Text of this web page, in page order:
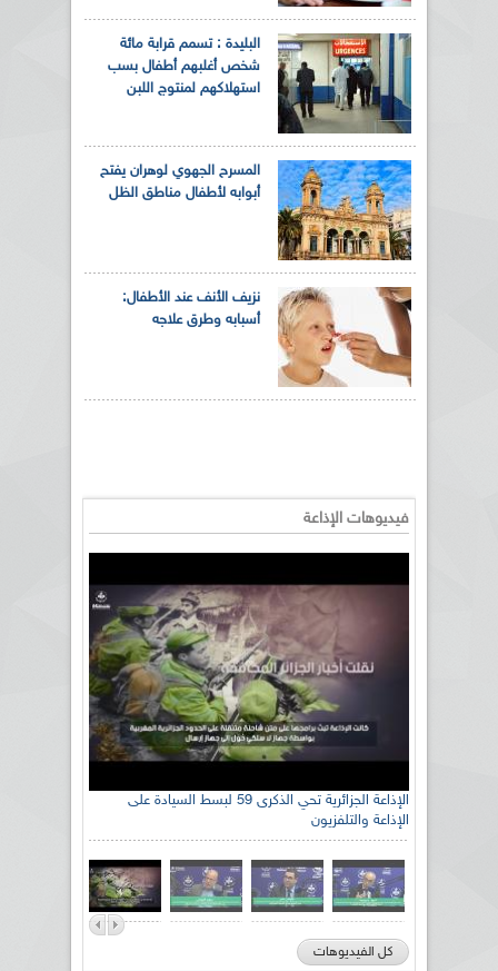
البليدة : تسمم قرابة مائة
شخص أغلبهم أطفال بسب
استهلاكهم لمنتوج اللبن
المسرح الجهوي لوهران يفتح
أبوابه لأطفال مناطق الظل
نزيف الأنف عند الأطفال:
أسبابه وطرق علاجه
فيديوهات الإذاعة
الإذاعة الجزائرية تحي الذكرى 59 لبسط السيادة على
الإذاعة والتلفزيون
كل الفيديوهات